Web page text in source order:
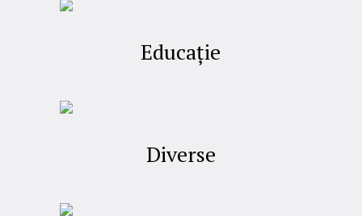
Educație
Diverse